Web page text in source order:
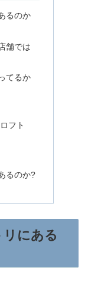
るのか
舗では
てるか
フト
るのか?
にある